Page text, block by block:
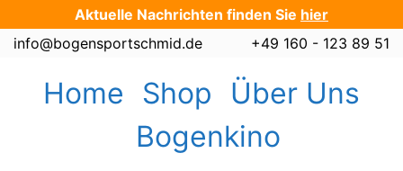
Inhalt
springen
Aktuelle Nachrichten finden Sie hier
info@bogensportschmid.de
+49 160 - 123 89 51
Home Shop
Über Uns
Bogenkino